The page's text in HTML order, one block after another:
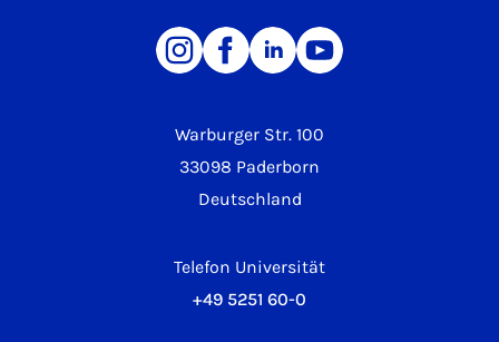
Warburger Str. 100
33098 Paderborn
Deutschland
Telefon Universität
+49 5251 60-0